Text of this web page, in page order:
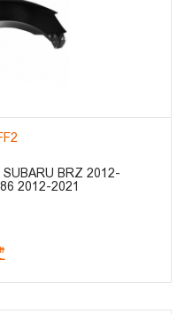
BRZ 2012-
2012-2021